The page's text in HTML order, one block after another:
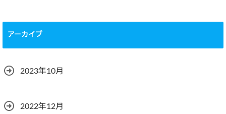
アーカイブ
2023年10月
2022年12月